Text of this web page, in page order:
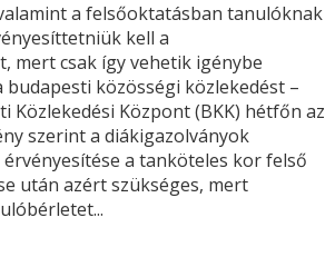
a felsőoktatásban tanulóknak
kell a
mert csak így vehetik igénybe
budapesti közösségi közlekedést –
Közlekedési Központ (BKK) hétfőn az
szerint a diákigazolványok
a tanköteles kor felső
után azért szükséges, mert